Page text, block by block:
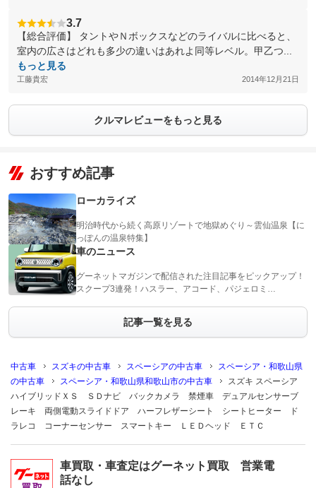
3.7
【総合評価】 タントやＮボックスなどのライバルに比べると、
室内の広さはどれも多少の違いはあれよ同等レベル。甲乙つ...
もっと見る
工藤貴宏 2014年12月21日
クルマレビューをもっと見る
おすすめ記事
ローカライズ
明治時代から続く高原リゾートで地獄めぐり～雲仙温泉【に
っぽんの温泉特集】
車のニュース
グーネットマガジンで配信された注目記事をピックアップ！
スクープ3連発！ハスラー、アコード、パジェロミ…
記事一覧を見る
中古車 スズキの中古車 スペーシアの中古車
スペーシア・和歌山県
の中古車
スペーシア・和歌山県和歌山市の中古車
スズキ スペーシア
ハイブリッドＸＳ ＳＤナビ バックカメラ 禁煙車 デュアルセンサーブ
レーキ 両側電動スライドドア ハーフレザーシート シートヒーター ド
ラレコ コーナーセンサー スマートキー ＬＥＤヘッド ＥＴＣ
車買取・車査定はグーネット買取 営業電
話なし